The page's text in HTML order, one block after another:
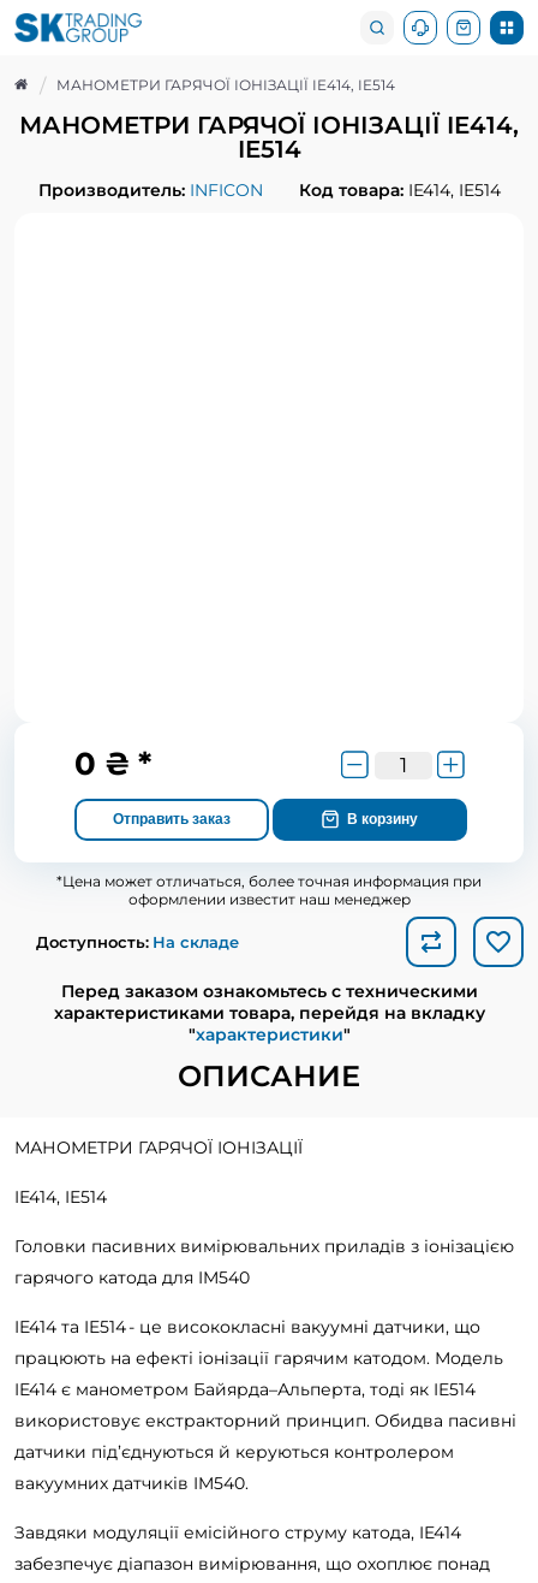
МАНОМЕТРИ ГАРЯЧОЇ ІОНІЗАЦІЇ IE414, IE514
МАНОМЕТРИ ГАРЯЧОЇ ІОНІЗАЦІЇ IE414,
IE514
Производитель: INFICON Код товара:IE414, IE514
0 ₴ *
Отправить заказ В корзину
*Цена может отличаться, более точная информация при
оформлении известит наш менеджер
Доступность: На складе
Перед заказом ознакомьтесь с техническими
характеристиками товара, перейдя на вкладку
"характеристики"
ОПИСАНИЕ
МАНОМЕТРИ ГАРЯЧОЇ ІОНІЗАЦІЇ
IE414, IE514
Головки пасивних вимірювальних приладів з іонізацією
гарячого катода для IM540
IE414 та IE514 - це висококласні вакуумні датчики, що
працюють на ефекті іонізації гарячим катодом. Модель
IE414 є манометром Байярда–Альперта, тоді як IE514
використовує екстракторний принцип. Обидва пасивні
датчики під’єднуються й керуються контролером
вакуумних датчиків IM540.
Завдяки модуляції емісійного струму катода, IE414
забезпечує діапазон вимірювання, що охоплює понад